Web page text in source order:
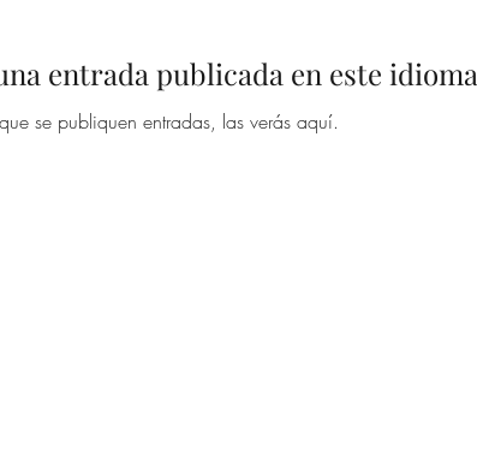
entrada publicada en este idioma
se publiquen entradas, las verás aquí.